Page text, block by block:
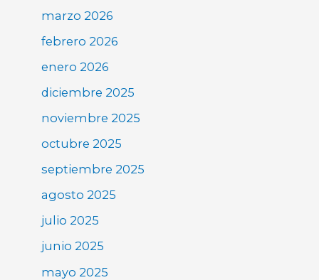
marzo 2026
febrero 2026
enero 2026
diciembre 2025
noviembre 2025
octubre 2025
septiembre 2025
agosto 2025
julio 2025
junio 2025
mayo 2025